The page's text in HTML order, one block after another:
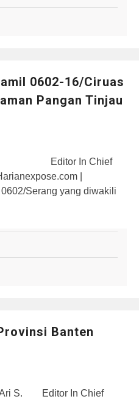
0602-16/Ciruas
Pangan Tinjau
Editor In Chief
|
Serang yang diwakili
Banten
Ari S. Editor In Chief